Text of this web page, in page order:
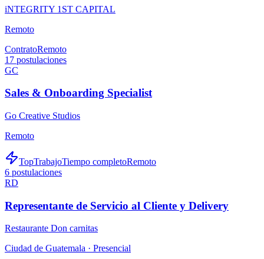
iNTEGRITY 1ST CAPITAL
Remoto
ContratoRemoto
17 postulaciones
GC
Sales & Onboarding Specialist
Go Creative Studios
Remoto
TopTrabajoTiempo completoRemoto
6 postulaciones
RD
Representante de Servicio al Cliente y Delivery
Restaurante Don carnitas
Ciudad de Guatemala · Presencial